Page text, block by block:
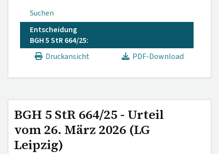
Suchen
Entscheidung
BGH 5 StR 664/25:
Druckansicht
PDF-Download
BGH 5 StR 664/25 - Urteil
vom 26. März 2026 (LG
Leipzig)